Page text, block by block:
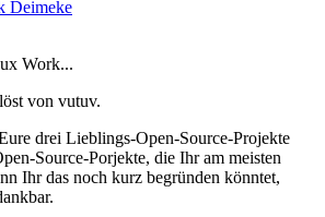
Work...
von vutuv.
drei Lieblings-Open-Source-Projekte
Source-Porjekte, die Ihr am meisten
Ihr das noch kurz begründen könntet,